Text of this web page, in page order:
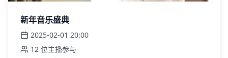
新年音乐盛典
2025-02-01 20:00
12 位主播参与